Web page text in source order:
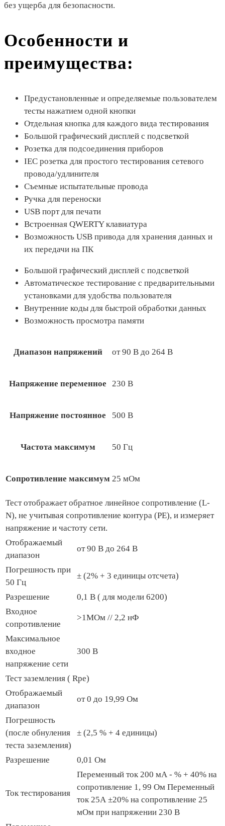
без ущерба для безопасности.
Особенности и
преимущества:
Предустановленные и определяемые пользователем
тесты нажатием одной кнопки
Отдельная кнопка для каждого вида тестирования
Большой графический дисплей с подсветкой
Розетка для подсоединения приборов
IEC розетка для простого тестирования сетевого
провода/удлинителя
Съемные испытательные провода
Ручка для переноски
USB порт для печати
Встроенная QWERTY клавиатура
Возможность USB привода для хранения данных и
их передачи на ПК
Большой графический дисплей с подсветкой
Автоматическое тестирование с предварительными
установками для удобства пользователя
Внутренние коды для быстрой обработки данных
Возможность просмотра памяти
Диапазон напряжений от 90 В до 264 В
Напряжение переменное 230 В
Напряжение постоянное 500 В
Частота максимум 50 Гц
Сопротивление максимум 25 мОм
Тест отображает обратное линейное сопротивление (L-
N), не учитывая сопротивление контура (PE), и измеряет
напряжение и частоту сети.
Отображаемый
диапазон
от 90 В до 264 В
Погрешность при
50 Гц
± (2% + 3 единицы отсчета)
Разрешение
0,1 В ( для модели 6200)
Входное
сопротивление
>1МОм // 2,2 нФ
Максимальное
входное
напряжение сети
300 В
Тест заземления ( Rpe)
Отображаемый
диапазон
от 0 до 19,99 Ом
Погрешность
(после обнуления
теста заземления)
± (2,5 % + 4 единицы)
Разрешение 0,01 Ом
Ток тестирования
Переменный ток 200 мА - % + 40% на
сопротивление 1, 99 Ом Переменный
ток 25А ±20% на сопротивление 25
мОм при напряжении 230 В